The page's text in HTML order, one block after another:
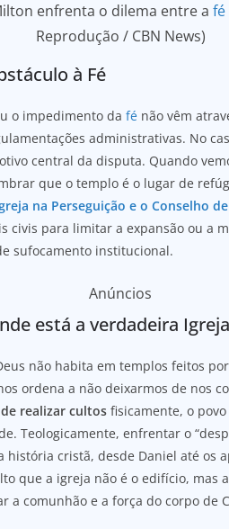
enfrenta o dilema entre afé
Reprodução / CBN News)
à Fé
o impedimento da fé não vêm
administrativas. No
central da disputa. Quando
que o templo é o lugar de
na Perseguição e o Conselho
civis para limitar a expansão ou a
sufocamento institucional.
Anúncios
está a verdadeira
não habita em templos feitos
ordena a não deixarmos de nos
realizar cultos fisicamente, o
Teologicamente, enfrentar o
história cristã, desde Daniel até os
que a igreja não é o edifício, mas
a comunhão e a força do corpo de